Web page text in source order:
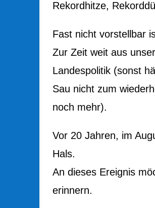
Rekordhitze,
Fast nicht vorstellbar
Zur Zeit weit aus
Landespolitik (sonst
Sau nicht zum
noch mehr).
Vor 20 Jahren, im
Hals.
An dieses Ereignis
erinnern.